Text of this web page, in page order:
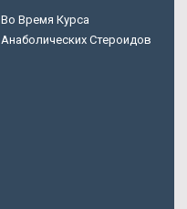
Во Время Курса
Анаболических Стероидов